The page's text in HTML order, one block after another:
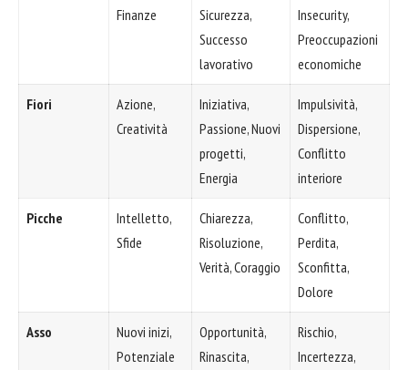
Finanze
Sicurezza,
Successo
lavorativo
Insecurity,
Preoccupazioni
economiche
Fiori
Azione,
Creatività
Iniziativa,
Passione, Nuovi
progetti,
Energia
Impulsività,
Dispersione,
Conflitto
interiore
Picche
Intelletto,
Sfide
Chiarezza,
Risoluzione,
Verità, Coraggio
Conflitto,
Perdita,
Sconfitta,
Dolore
Asso
Nuovi inizi,
Potenziale
Opportunità,
Rinascita,
Rischio,
Incertezza,